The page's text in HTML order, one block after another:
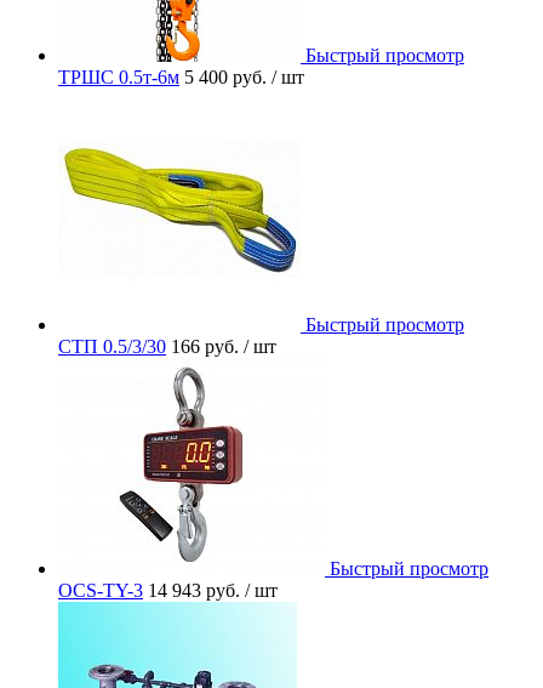
Быстрый просмотр
ТРШС 0.5т-6м 5 400 руб. / шт
Быстрый просмотр
СТП 0.5/3/30 166 руб. / шт
Быстрый просмотр
OCS-TY-3 14 943 руб. / шт